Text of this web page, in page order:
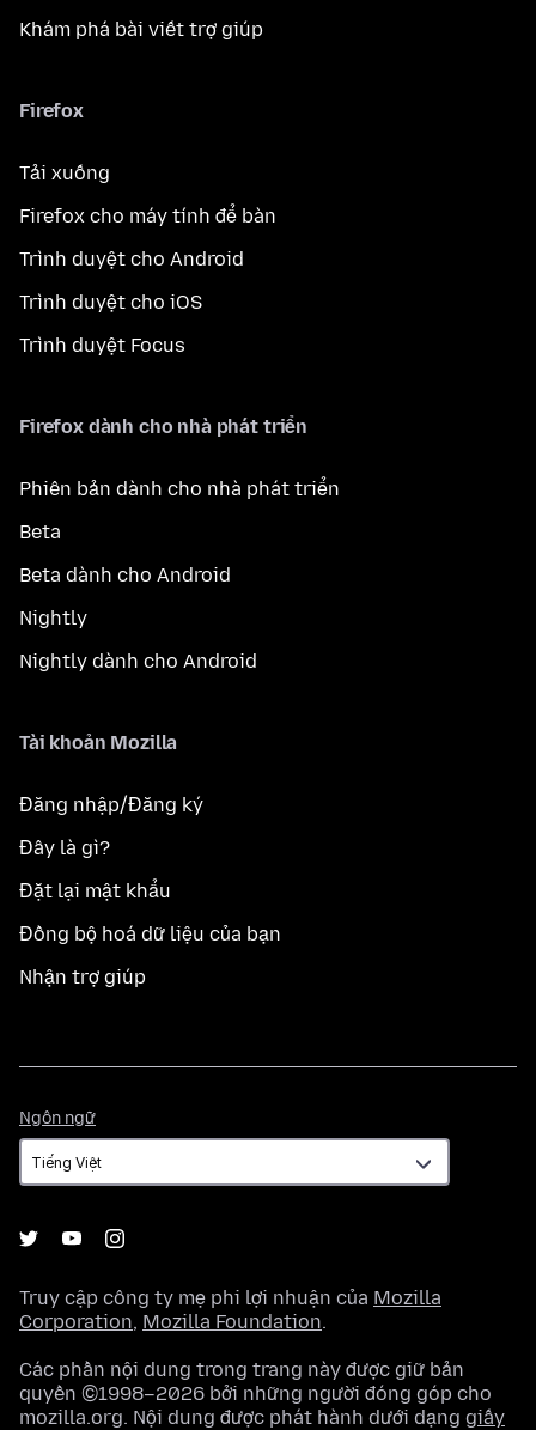
Khám phá bài viết trợ giúp
Firefox
Tải xuống
Firefox cho máy tính để bàn
Trình duyệt cho Android
Trình duyệt cho iOS
Trình duyệt Focus
Firefox dành cho nhà phát triển
Phiên bản dành cho nhà phát triển
Beta
Beta dành cho Android
Nightly
Nightly dành cho Android
Tài khoản Mozilla
Đăng nhập/Đăng ký
Đây là gì?
Đặt lại mật khẩu
Đồng bộ hoá dữ liệu của bạn
Nhận trợ giúp
Ngôn ngữ
ngữ
Truy cập công ty mẹ phi lợi nhuận của Mozilla
Corporation, Mozilla Foundation.
Các phần nội dung trong trang này được giữ bản
quyền ©1998–2026 bởi những người đóng góp cho
mozilla.org. Nội dung được phát hành dưới dạng giấy